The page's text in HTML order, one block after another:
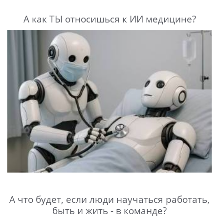
А как ТЫ относишься к ИИ медицине?
А что будет, если люди научаться работать,
быть и жить - в команде?